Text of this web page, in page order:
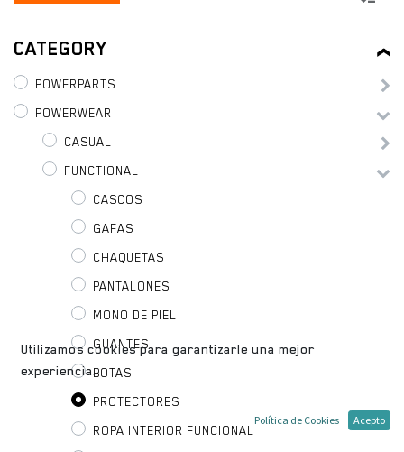
CATEGORY
POWERPARTS
POWERWEAR
CASUAL
FUNCTIONAL
CASCOS
GAFAS
CHAQUETAS
PANTALONES
MONO DE PIEL
GUANTES
BOTAS
PROTECTORES
ROPA INTERIOR FUNCIONAL
Utilizamos cookies para garantizarle una mejor
experiencia.
Política de Cookies Acepto